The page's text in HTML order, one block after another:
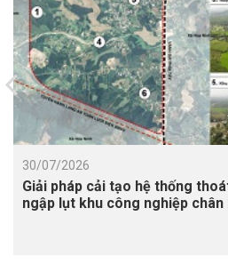
30/07/2026
Giải pháp cải tạo hệ thống
ngập lụt khu công nghiệp chân